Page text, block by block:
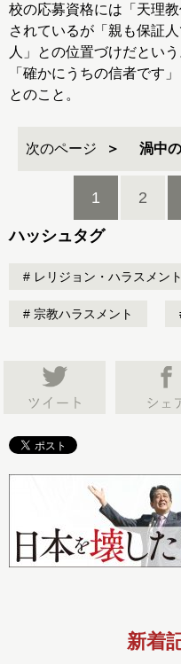
校の応募資格には「天理
されているが「親も保証
人」との位置づけだとい
「確かにうちの信者です
とのこと。
次のページ 渦中
1 2
ハッシュタグ
レリジョン・ハラスメント
宗教ハラスメント
新着